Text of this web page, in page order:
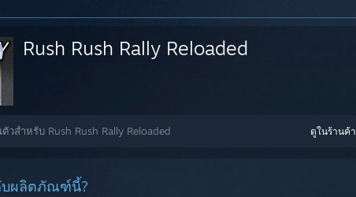
Rush Rush Rally Reloaded
ดูในร้านค้า
วสำหรับ Rush Rush Rally Reloaded
บผลิตภัณฑ์นี้?